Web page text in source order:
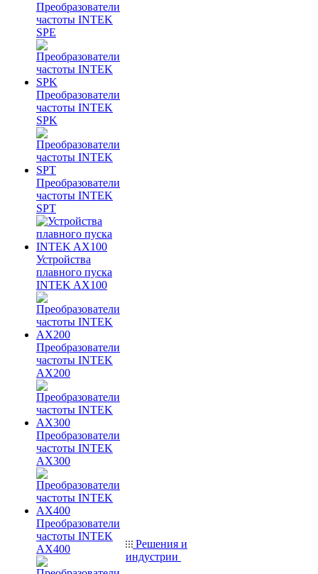
Преобразователи
частоты INTEK
SPE
Преобразователи
частоты INTEK
SPK
Преобразователи
частоты INTEK
SPT
Устройства
плавного пуска
INTEK AX100
Преобразователи
частоты INTEK
AX200
Преобразователи
частоты INTEK
AX300
Преобразователи
частоты INTEK
AX400
Решения и
индустрии